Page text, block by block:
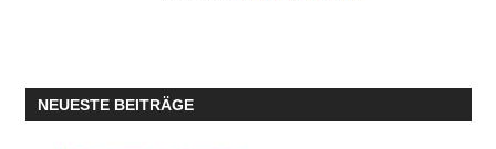
NEUESTE BEITRÄGE